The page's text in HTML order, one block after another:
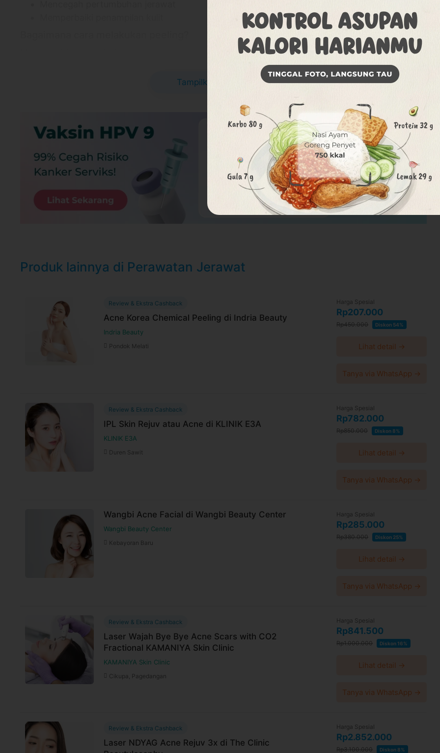
Membersihkan wajah dengan ekstraksi komedo, lalu mengoleskan gel tertentu untuk
Jl. Camar Blok Cc No.15, RT.15/RW.3, Pd. Bambu, Kec. Duren Sawit, Kota Jakarta Timur,
Daerah Khusus Ibukota Jakarta 13430
Lokasi dekat dengan :
Klinik berada di pinggir jalan tidak jauh dari bus station Simpang Rajawali bus station
Senin - Sabtu 10.00 - 17.00
Syarat dan Kebijakan Paket
Tampilkan lebih banyak
Produk lainnya di Perawatan Jerawat
Review & Ekstra Cashback
Acne Korea Chemical Peeling di Indria Beauty
Indria Beauty
Pondok Melati
Harga Spesial
Rp207.000
Rp450.000 Diskon 54%
Lihat detail →
Tanya via WhatsApp →
Review & Ekstra Cashback
IPL Skin Rejuv atau Acne di KLINIK E3A
KLINIK E3A
Duren Sawit
Harga Spesial
Rp782.000
Rp850.000 Diskon 8%
Lihat detail →
Tanya via WhatsApp →
Wangbi Acne Facial di Wangbi Beauty Center
Wangbi Beauty Center
Kebayoran Baru
Harga Spesial
Rp285.000
Rp380.000 Diskon 25%
Lihat detail →
Tanya via WhatsApp →
Review & Ekstra Cashback
Laser Wajah Bye Bye Acne Scars with CO2
Fractional KAMANIYA Skin Clinic
KAMANIYA Skin Clinic
Cikupa, Pagedangan
Harga Spesial
Rp841.500
Rp1.000.000 Diskon 16%
Lihat detail →
Tanya via WhatsApp →
Review & Ekstra Cashback
Laser NDYAG Acne Rejuv 3x di The Clinic
Harga Spesial
Rp2.852.000
Rp3.100.000 Diskon 8%